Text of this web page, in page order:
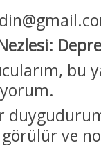
bu
ve